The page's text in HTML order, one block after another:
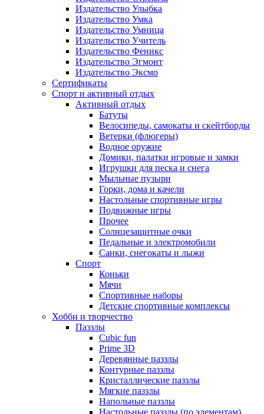
Издательство Улыбка
Издательство Умка
Издательство Умница
Издательство Учитель
Издательство Феникс
Издательство Эгмонт
Издательство Эксмо
Сертификаты
Спорт и активный отдых
Активный отдых
Батуты
Велосипеды, самокаты и скейтборды
Ветерки (флюгеры)
Водное оружие
Домики, палатки игровые и замки
Игрушки для песка и снега
Мыльные пузыри
Горки, дома и качели
Настольные спортивные игры
Подвижные игры
Прочее
Солнцезащитные очки
Педальные и электромобили
Санки, снегокаты и лыжи
Спорт
Коньки
Мячи
Спортивные наборы
Детские спортивные комплексы
Хобби и творчество
Паззлы
Cubic fun
Prime 3D
Деревянные паззлы
Контурные паззлы
Кристаллические паззлы
Мягкие паззлы
Напольные паззлы
Настольные паззлы (по элементам)